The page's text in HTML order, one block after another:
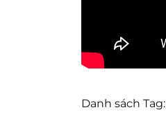
Danh sách Tag: